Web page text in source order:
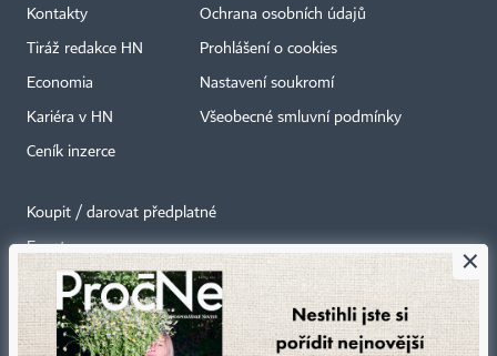
Kontakty
Tiráž redakce HN
Economia
Kariéra v HN
Ceník inzerce
Ochrana osobních údajů
Prohlášení o cookies
Nastavení soukromí
Všeobecné smluvní podmínky
Koupit / darovat předplatné
Eventy
Newslettery
RSS kanály
×